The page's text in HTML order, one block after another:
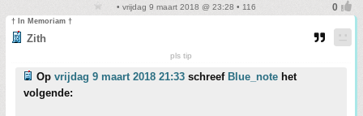
• vrijdag 9 maart 2018 @ 23:28 • 116
† In Memoriam †
Zith
pls tip
Op vrijdag 9 maart 2018 21:33 schreef Blue_note het
volgende: